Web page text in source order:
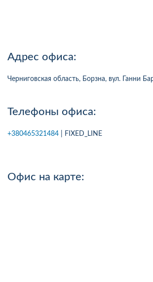
Адрес офиса:
Черниговская область, Борзна, вул. Ганни
Телефоны офиса:
+380465321484 | FIXED_LINE
Офис на карте: